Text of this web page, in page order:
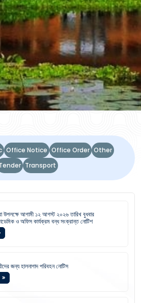
BOARD
Office Notice Office Order Other
Transport
উপলক্ষে আগামী ১২ আগস্ট ২০২৬ তারিখ বুধবার
ও অফিস কার্যক্রম বন্ধ সংক্রান্ত নোটিশ
জন্য হালনাগাদ পরিবহন নোটিস